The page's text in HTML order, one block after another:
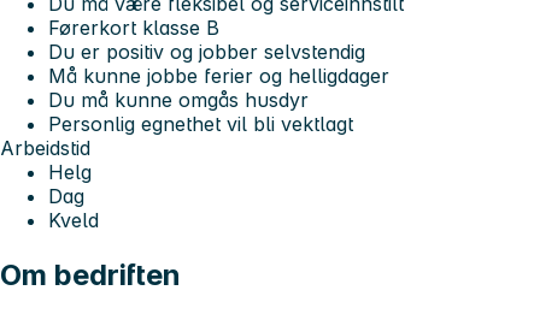
Førerkort klasse B
Du er positiv og jobber selvstendig
Må kunne jobbe ferier og helligdager
Du må kunne omgås husdyr
Personlig egnethet vil bli vektlagt
Arbeidstid
Helg
Dag
Kveld
Om bedriften